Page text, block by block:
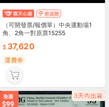
（可開發票/報價單）中央運動場1
角、2角一對原票15255
37,620
運費券